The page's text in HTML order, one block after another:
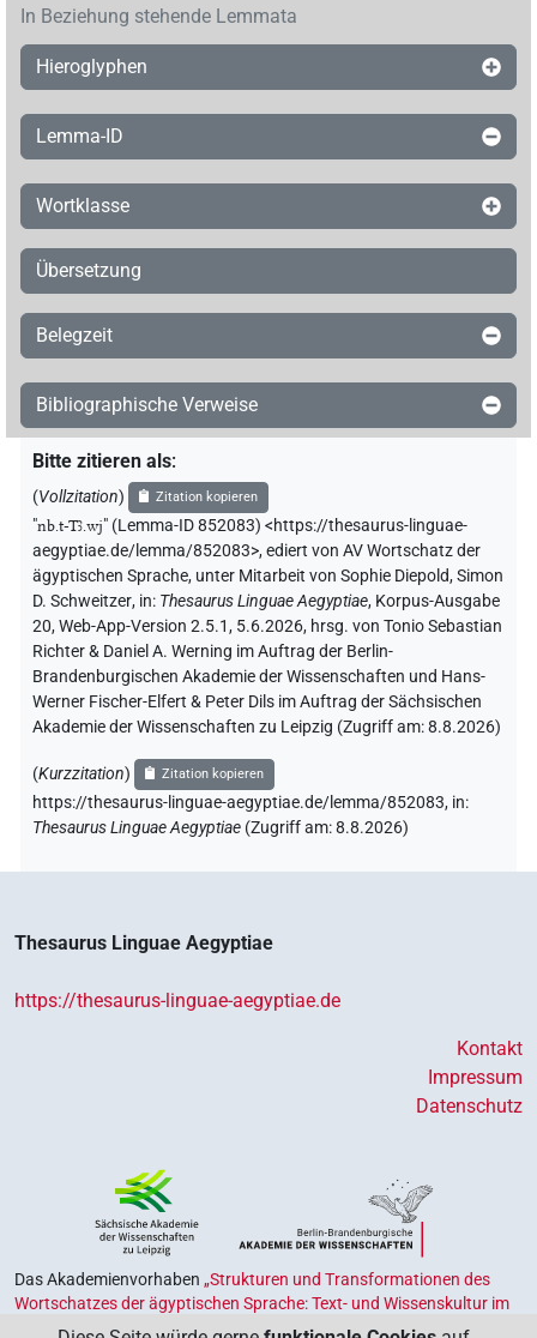
In Beziehung stehende Lemmata
Hieroglyphen
Lemma-ID
Wortklasse
Übersetzung
Belegzeit
Bibliographische Verweise
Bitte zitieren als:
(Vollzitation) Zitation kopieren
"nb.t-Tꜣ.wj" (Lemma-ID 852083) <https://thesaurus-linguae-
aegyptiae.de/lemma/852083>,ediert von AV Wortschatz der
ägyptischen Sprache, unter Mitarbeit von Sophie Diepold,Simon
D. Schweitzer, in: Thesaurus Linguae Aegyptiae, Korpus-Ausgabe
20, Web-App-Version 2.5.1, 5.6.2026, hrsg. von Tonio Sebastian
Richter & Daniel A. Werning im Auftrag der Berlin-
Brandenburgischen Akademie der Wissenschaften und Hans-
Werner Fischer-Elfert & Peter Dils im Auftrag der Sächsischen
Akademie der Wissenschaften zu Leipzig (Zugriff am:8.8.2026)
(Kurzzitation) Zitation kopieren
https://thesaurus-linguae-aegyptiae.de/lemma/852083, in:
Thesaurus Linguae Aegyptiae (Zugriff am:8.8.2026)
Thesaurus Linguae Aegyptiae
https://thesaurus-linguae-aegyptiae.de
Kontakt
Impressum
Datenschutz
Das Akademienvorhaben „Strukturen und Transformationen des
Wortschatzes der ägyptischen Sprache: Text- und Wissenskultur im
Alten Ägypten‟
ist Teil des von Bund und Ländern geförderten